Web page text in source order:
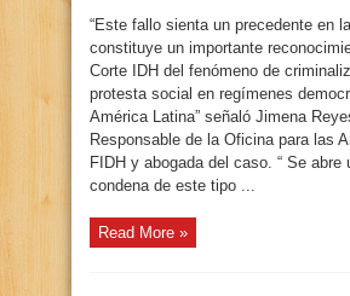
“Este fallo sienta un precedente en
constituye un importante
Corte IDH del fenómeno de
protesta social en regímenes
América Latina” señaló Jimena
Responsable de la Oficina para las
FIDH y abogada del caso. “ Se abre
condena de este tipo ...
Read More »